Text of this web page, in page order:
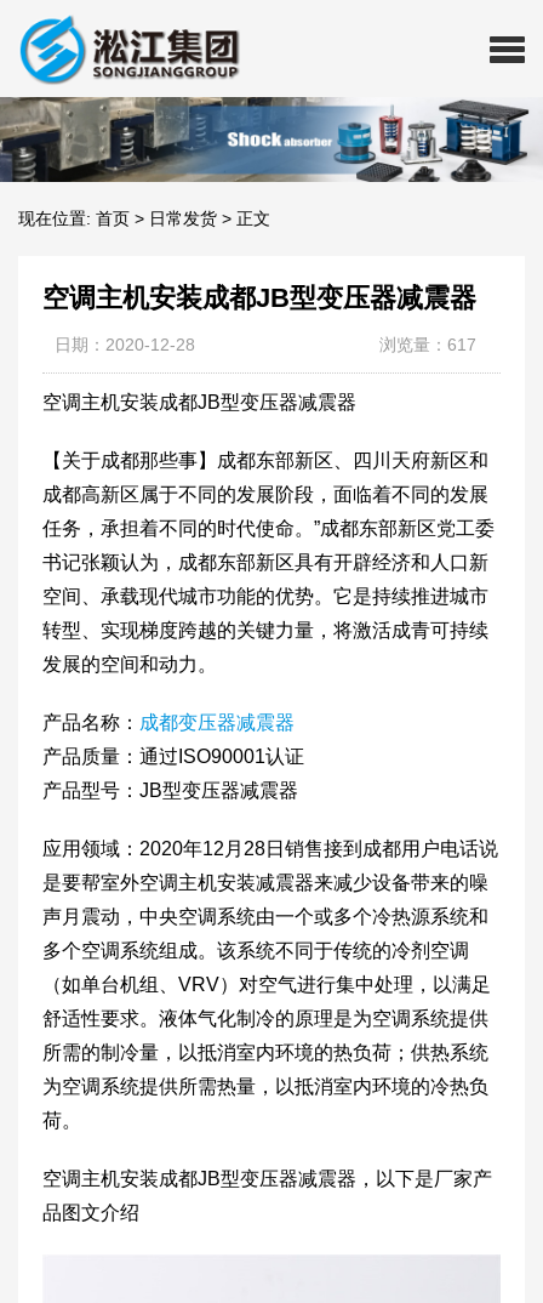
现在位置: 首页 > 日常发货 > 正文
空调主机安装成都JB型变压器减震器
日期：2020-12-28 浏览量：617
空调主机安装成都JB型变压器减震器
【关于成都那些事】成都东部新区、四川天府新区和
成都高新区属于不同的发展阶段，面临着不同的发展
任务，承担着不同的时代使命。”成都东部新区党工委
书记张颖认为，成都东部新区具有开辟经济和人口新
空间、承载现代城市功能的优势。它是持续推进城市
转型、实现梯度跨越的关键力量，将激活成青可持续
发展的空间和动力。
产品名称： 成都变压器减震器
产品质量：通过ISO90001认证
产品型号：JB型变压器减震器
应用领域：2020年12月28日销售接到成都用户电话说
是要帮室外空调主机安装减震器来减少设备带来的噪
声月震动，中央空调系统由一个或多个冷热源系统和
多个空调系统组成。该系统不同于传统的冷剂空调
（如单台机组、VRV）对空气进行集中处理，以满足
舒适性要求。液体气化制冷的原理是为空调系统提供
所需的制冷量，以抵消室内环境的热负荷；供热系统
为空调系统提供所需热量，以抵消室内环境的冷热负
荷。
空调主机安装成都JB型变压器减震器，以下是厂家产
品图文介绍